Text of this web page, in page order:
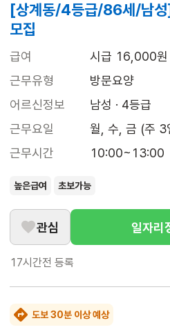
[상계동/4등급/86세/남성
모집
급여
시급 16,000원
근무유형
방문요양
어르신정보
남성 · 4등급
근무요일
월, 수, 금 (주 3
근무시간
10:00~13:00
높은급여 초보가능
관심 일자리
17시간전 등록
도보 30분 이상 예상